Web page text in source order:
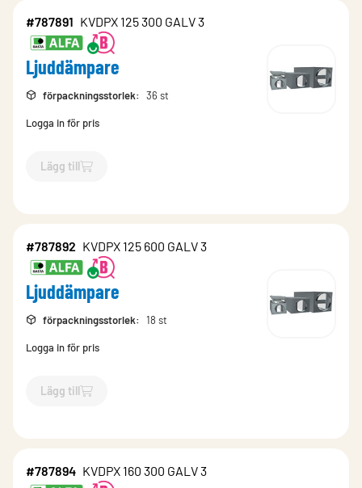
#787891 KVDPX 125 300 GALV 3
Ljuddämpare
förpackningsstorlek: 36 st
Logga in för pris
Lägg till
`$Lägg till
#787892 KVDPX 125 600 GALV 3
Ljuddämpare
förpackningsstorlek: 18 st
Logga in för pris
Lägg till
`$Lägg till
#787894 KVDPX 160 300 GALV 3